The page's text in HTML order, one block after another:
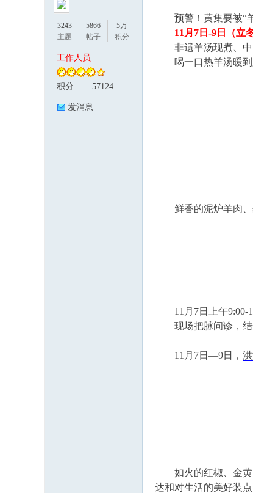
3243
主题
5866
帖子
5万
积分
工作人员
积分 57124
发消息
预警！黄集要被“羊
11月7日-9日（立冬
非遗羊汤现煮、中
喝一口热羊汤暖到
鲜香的泥炉羊肉、
11月7日上午9:00-
现场把脉问诊，结
11月7日—9日，
如火的红椒、金黄
达和对生活的美好装